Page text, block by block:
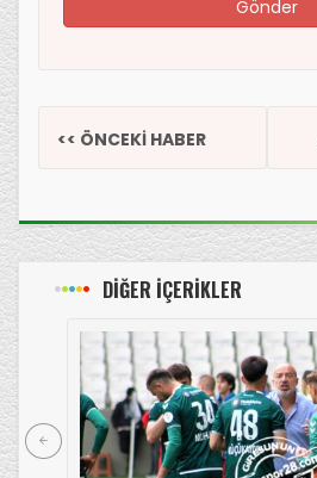
<< ÖNCEKİ HABER
DİĞER İÇERİKLER